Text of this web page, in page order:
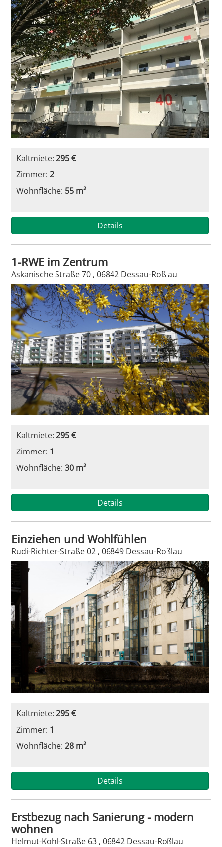
Kaltmiete:295 €
Zimmer:2
Wohnfläche: 55 m²
Details
1-RWE im Zentrum
Askanische Straße 70 , 06842 Dessau-Roßlau
Kaltmiete:295 €
Zimmer: 1
Wohnfläche:30 m²
Details
Einziehen und Wohlfühlen
Rudi-Richter-Straße 02 , 06849 Dessau-Roßlau
Kaltmiete:295 €
Zimmer: 1
Wohnfläche:28 m²
Details
Erstbezug nach Sanierung - modern
wohnen
Helmut-Kohl-Straße 63 , 06842 Dessau-Roßlau